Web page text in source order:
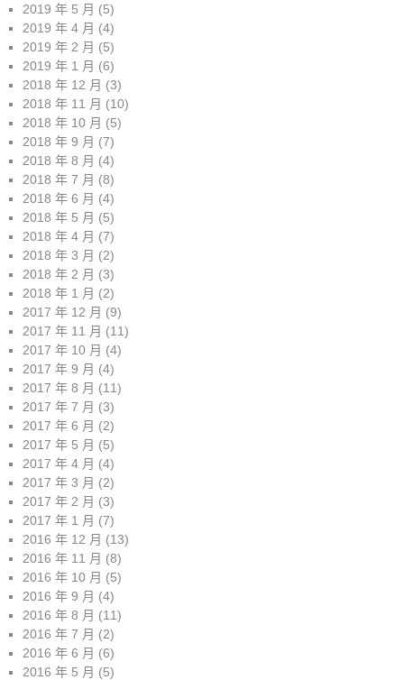
2019 年 5 月 (5)
2019 年 4 月 (4)
2019 年 2 月 (5)
2019 年 1 月 (6)
2018 年 12 月 (3)
2018 年 11 月 (10)
2018 年 10 月 (5)
2018 年 9 月 (7)
2018 年 8 月 (4)
2018 年 7 月 (8)
2018 年 6 月 (4)
2018 年 5 月 (5)
2018 年 4 月 (7)
2018 年 3 月 (2)
2018 年 2 月 (3)
2018 年 1 月 (2)
2017 年 12 月 (9)
2017 年 11 月 (11)
2017 年 10 月 (4)
2017 年 9 月 (4)
2017 年 8 月 (11)
2017 年 7 月 (3)
2017 年 6 月 (2)
2017 年 5 月 (5)
2017 年 4 月 (4)
2017 年 3 月 (2)
2017 年 2 月 (3)
2017 年 1 月 (7)
2016 年 12 月 (13)
2016 年 11 月 (8)
2016 年 10 月 (5)
2016 年 9 月 (4)
2016 年 8 月 (11)
2016 年 7 月 (2)
2016 年 6 月 (6)
2016 年 5 月 (5)